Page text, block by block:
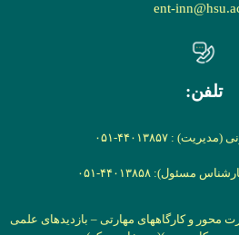
ent-
تلفن:
: ۴۴۰۱۳۸۵۷-۰۵۱
۴۴۰۱۳۸۵۸-۰۵۱
محور و کارگاههای مهارتی – بازدیدهای علمی